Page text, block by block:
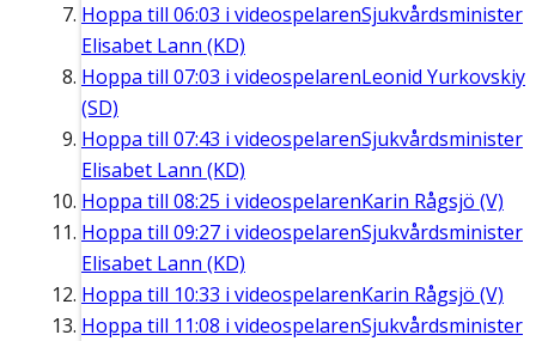
Hoppa till 06:03 i videospelarenSjukvårdsminister
Elisabet Lann (KD)
Hoppa till 07:03 i videospelarenLeonid Yurkovskiy
(SD)
Hoppa till 07:43 i videospelarenSjukvårdsminister
Elisabet Lann (KD)
Hoppa till 08:25 i videospelarenKarin Rågsjö (V)
Hoppa till 09:27 i videospelarenSjukvårdsminister
Elisabet Lann (KD)
Hoppa till 10:33 i videospelarenKarin Rågsjö (V)
Hoppa till 11:08 i videospelarenSjukvårdsminister